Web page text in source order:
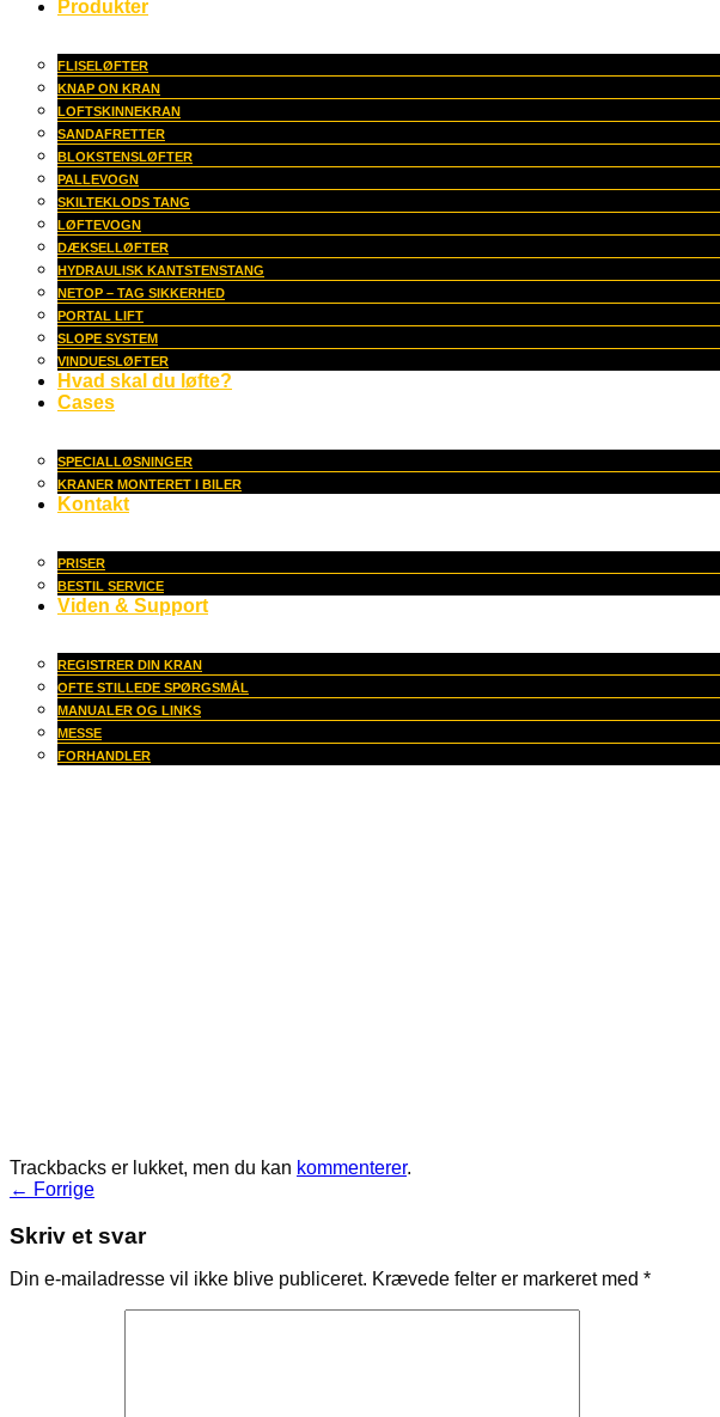
Produkter
FLISELØFTER
KNAP ON KRAN
LOFTSKINNEKRAN
SANDAFRETTER
BLOKSTENSLØFTER
PALLEVOGN
SKILTEKLODS TANG
LØFTEVOGN
DÆKSELLØFTER
HYDRAULISK KANTSTENSTANG
NETOP – TAG SIKKERHED
PORTAL LIFT
SLOPE SYSTEM
VINDUESLØFTER
Hvad skal du løfte?
Cases
SPECIALLØSNINGER
KRANER MONTERET I BILER
Kontakt
PRISER
BESTIL SERVICE
Viden & Support
REGISTRER DIN KRAN
OFTE STILLEDE SPØRGSMÅL
MANUALER OG LINKS
MESSE
FORHANDLER
Trackbacks er lukket, men du kan kommenterer.
← Forrige
Skriv et svar
Din e-mailadresse vil ikke blive publiceret. Krævede felter er markeret med *